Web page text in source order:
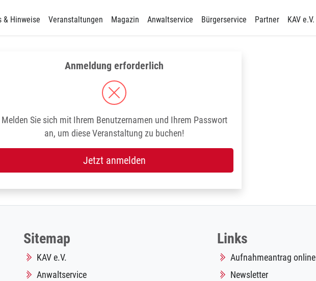
& Hinweise Veranstaltungen Magazin Anwaltservice Bürgerservice Partner KAV e.V.
Anmeldung erforderlich
Melden Sie sich mit Ihrem Benutzernamen und Ihrem Passwort
an, um diese Veranstaltung zu buchen!
Jetzt anmelden
Sitemap
KAV e.V.
Anwaltservice
Links
Aufnahmeantrag online
Newsletter